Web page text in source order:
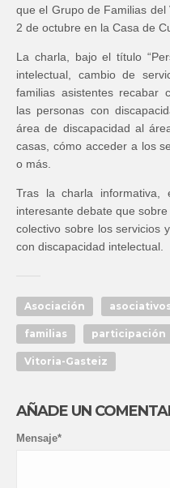
que el Grupo de Familias
2 de octubre en la Casa de
La charla, bajo el título
intelectual, cambio de
familias asistentes recabar
las personas con
área de discapacidad al
casas, cómo acceder a los
o más.
Tras la charla informativa,
interesante debate que
colectivo sobre los servicios
con discapacidad intelectual.
Asociación asociativos
familias participación
Vitoria-Gasteiz
AÑADE UN
Mensaje*